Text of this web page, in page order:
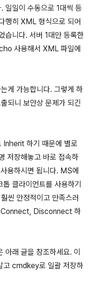
일일이 수동으로 1대씩 등
행히 XML 형식으로 되어
습니다. 서버 1대만 등록한
사용해서 XML 파일에
게 가능합니다. 그렇게 하
되니 보안상 문제가 되긴
Inherit 하기 때문에 별로
저장해놓고 바로 접속하
용하시면 됩니다. MS에
클라이언트를 사용하기
씬 안정적이고 만족스러
Connect, Disconnect 하
아래 글을 참조하세요. 이
고 cmdkey로 일괄 저장하